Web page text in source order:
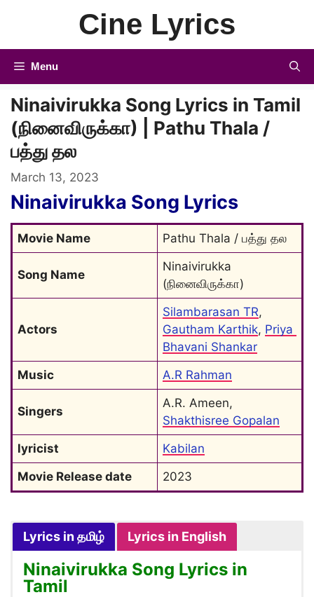
Cine Lyrics
Menu
Ninaivirukka Song Lyrics in Tamil
(நினைவிருக்கா) | Pathu Thala /
பத்து தல
March 13, 2023
Ninaivirukka Song Lyrics
Movie Name Pathu Thala / பத்து தல
Song Name
Ninaivirukka
(நினைவிருக்கா)
Actors
Silambarasan TR
Gautham Karthik, Priya
Bhavani Shankar
Music
A.R Rahman
Singers
Shakthisree Gopalan
lyricist
Kabilan
Movie Release date
2023
Lyrics in தமிழ் Lyrics in English
Ninaivirukka Song Lyrics in
Tamil